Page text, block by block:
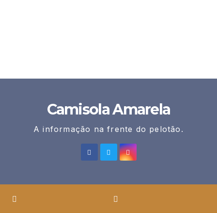
Camisola Amarela
A informação na frente do pelotão.